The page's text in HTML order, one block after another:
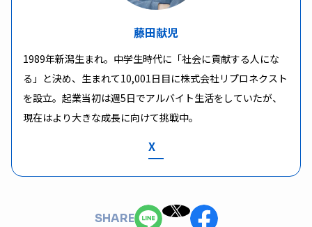
藤田献児
1989年新潟生まれ。中学生時代に「社会に貢献する人にな
る」と決め、生まれて10,001日目に株式会社リプロネクスト
を設立。起業当初は週5日でアルバイト生活をしていたが、
現在はより大きな成長に向けて挑戦中。
X
SHARE